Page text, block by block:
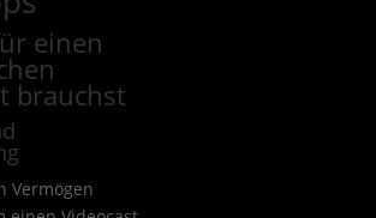
einen
brauchst
Vermögen